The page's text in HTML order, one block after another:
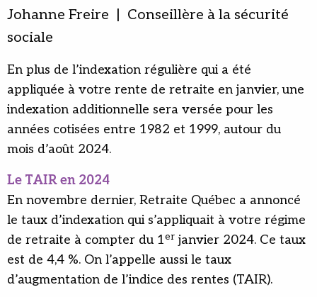
Johanne Freire | Conseillère à la sécurité
sociale
En plus de l’indexation régulière qui a été
appliquée à votre rente de retraite en janvier, une
indexation additionnelle sera versée pour les
années cotisées entre 1982 et 1999, autour du
mois d’août 2024.
Le TAIR en 2024
En novembre dernier, Retraite Québec a annoncé
le taux d’indexation qui s’appliquait à votre régime
de retraite à compter du 1er janvier 2024. Ce taux
est de 4,4 %. On l’appelle aussi le taux
d’augmentation de l’indice des rentes (TAIR).